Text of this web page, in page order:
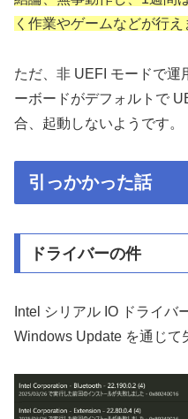
く作業やゲームなどが行え
ただ、非 UEFI モードで運
ーボードがデフォルトで
合、起動しないようです。
引っかかった話
ドライバーの件
Intel シリアル IO ドライバ
Windows Update を通じて